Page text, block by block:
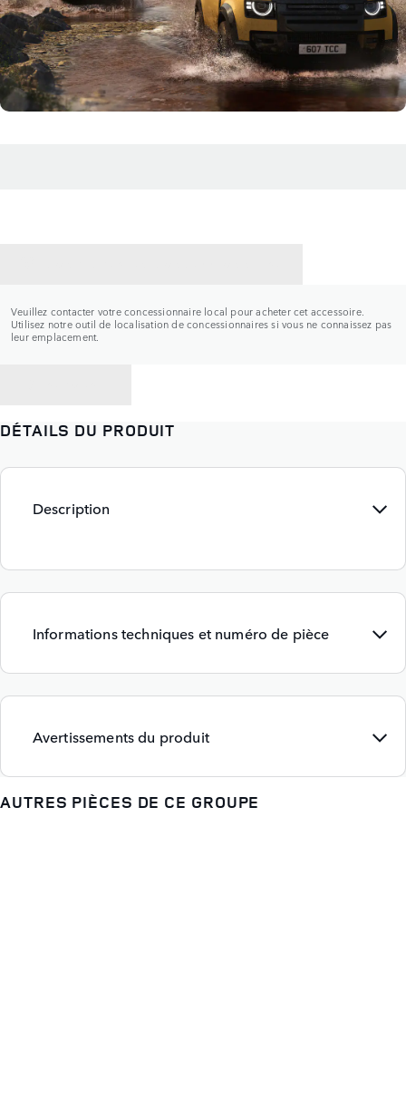
Veuillez contacter votre concessionnaire local pour acheter cet accessoire.
Utilisez notre outil de localisation de concessionnaires si vous ne connaissez pas
leur emplacement.
DÉTAILS DU PRODUIT
Description
Informations techniques et numéro de pièce
Avertissements du produit
AUTRES PIÈCES DE CE GROUPE